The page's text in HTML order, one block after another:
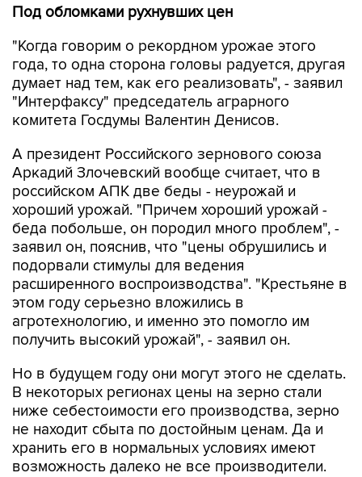
Под обломками рухнувших цен
"Когда говорим о рекордном урожае этого
года, то одна сторона головы радуется, другая
думает над тем, как его реализовать", - заявил
"Интерфаксу" председатель аграрного
комитета Госдумы Валентин Денисов.
А президент Российского зернового союза
Аркадий Злочевский вообще считает, что в
российском АПК две беды - неурожай и
хороший урожай. "Причем хороший урожай -
беда побольше, он породил много проблем", -
заявил он, пояснив, что "цены обрушились и
подорвали стимулы для ведения
расширенного воспроизводства". "Крестьяне в
этом году серьезно вложились в
агротехнологию, и именно это помогло им
получить высокий урожай", - заявил он.
Но в будущем году они могут этого не сделать.
В некоторых регионах цены на зерно стали
ниже себестоимости его производства, зерно
не находит сбыта по достойным ценам. Да и
хранить его в нормальных условиях имеют
возможность далеко не все производители.